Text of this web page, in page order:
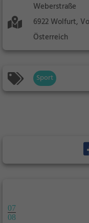
Weberstraße
6922 Wolfurt,
Österreich
Sport
07
08